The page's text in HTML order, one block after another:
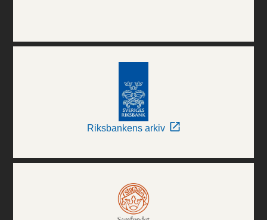
Riksbankens arkiv